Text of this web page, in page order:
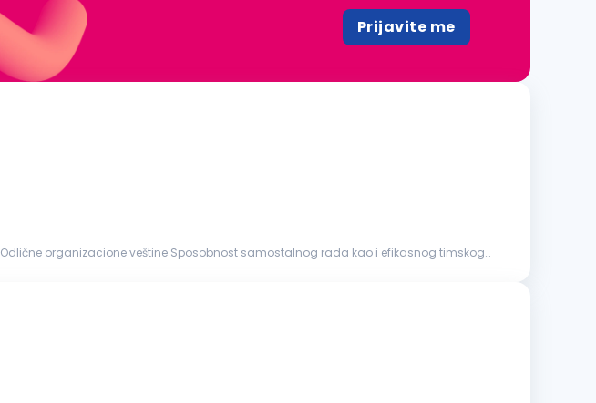
Prijavite me
Odlične organizacione veštine Sposobnost samostalnog rada kao i efikasnog timskog